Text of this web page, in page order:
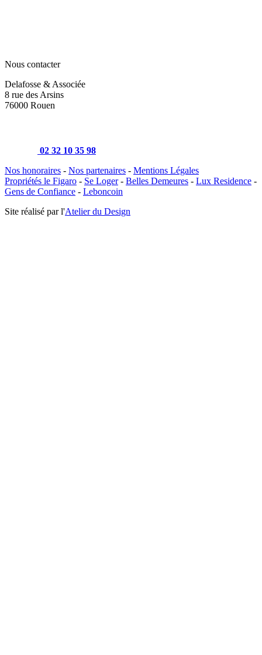
Nous contacter
Delafosse & Associée
8 rue des Arsins
76000 Rouen
02 32 10 35 98
Nos honoraires - Nos partenaires - Mentions Légales
Propriétés le Figaro - Se Loger- Belles Demeures - Lux Residence -
Gens de Confiance - Leboncoin
Site réalisé par l'Atelier du Design